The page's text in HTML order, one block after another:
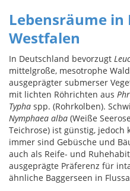
Lebensräume
Westfalen
In Deutschland bevorzugt
mittelgroße, mesotrophe
ausgeprägter submerser
mit lichten Röhrichten aus
Typha spp. (Rohrkolben).
Nymphaea alba (Weiße
Teichrose) ist günstig, jedoch
immer sind Gebüsche und
auch als Reife- und
ausgeprägte Präferenz für
ähnliche Baggerseen in